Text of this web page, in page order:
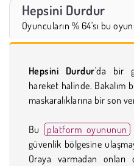
Hepsini Durdur
Oyuncuların % 64'sı bu
Hepsini Durdur'da bir
hareket halinde. Bakalım
maskaralıklarına bir son
Bu platform oyununun
güvenlik bölgesine
Oraya varmadan onları